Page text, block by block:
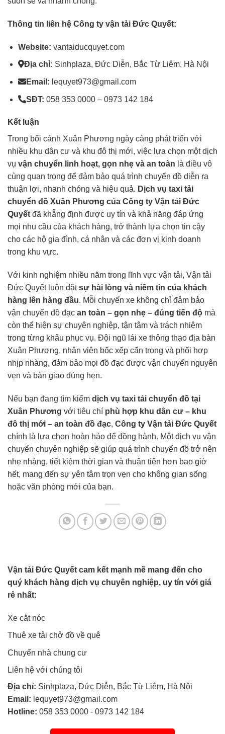
Thông tin liên hệ Công ty vận tải Đức Quyết:
Website: vantaiducquyet.com
Địa chỉ: Sinhplaza, Đức Diễn, Bắc Từ Liêm, Hà Nội
Email: lequyet973@gmail.com
SĐT: 058 353 0000 – 0973 142 184
Kết luận
Trong bối cảnh Xuân Phương ngày càng phát triển với
nhiều khu dân cư và khu đô thị mới, việc lựa chọn một dịch
vụ vận chuyển linh hoạt, gọn nhẹ và an toàn là điều vô
cùng quan trọng để đảm bảo quá trình chuyển đồ diễn ra
thuận lợi, nhanh chóng và hiệu quả. Dịch vụ taxi tải
chuyển đồ Xuân Phương của Công ty Vận tải Đức
Quyết đã khẳng định được uy tín và khả năng đáp ứng
mọi nhu cầu của khách hàng, trở thành lựa chọn tin cậy
cho các hộ gia đình, cá nhân và các đơn vị kinh doanh
trong khu vực.
Với kinh nghiệm nhiều năm trong lĩnh vực vận tải, Vận tải
Đức Quyết luôn đặtsự hài lòng và niềm tin của khách
hàng lên hàng đầu. Mỗi chuyến xe không chỉ đảm bảo
vận chuyển đồ đạc an toàn – gọn nhẹ – đúng tiến độ mà
còn thể hiện sự chuyên nghiệp, tận tâm và trách nhiệm
trong từng khâu phục vụ. Đội ngũ lái xe thông thạo địa bàn
Xuân Phương, nhân viên bốc xếp cẩn trọng và phối hợp
nhịp nhàng, đảm bảo mọi đồ đạc được vận chuyển nguyên
vẹn và bàn giao đúng hẹn.
Nếu bạn đang tìm kiếm dịch vụ taxi tải chuyển đồ tại
Xuân Phương với tiêu chí phù hợp khu dân cư – khu
đô thị mới – an toàn đồ đạc, Công ty Vận tải Đức Quyết
chính là lựa chọn hoàn hảo để đồng hành. Một dịch vụ vận
chuyển chuyên nghiệp sẽ giúp quá trình chuyển đồ trở nên
nhẹ nhàng, tiết kiệm thời gian và thuận tiện hơn bao giờ
hết, mang đến sự yên tâm trọn vẹn cho không gian sống
hoặc văn phòng mới của bạn.
Vận tải Đức Quyết cam kết mạnh mẽ mang đến cho
quý khách hàng dịch vụ chuyên nghiệp, uy tín với giá
rẻ nhất:
Xe cắt nóc
Thuê xe tải chở đồ về quê
Chuyển nhà chung cư
Liên hệ với chúng tôi
Địa chỉ: Sinhplaza, Đức Diễn, Bắc Từ Liêm, Hà Nội
Email: lequyet973@gmail.com
Hotline: 058 353 0000 - 0973 142 184